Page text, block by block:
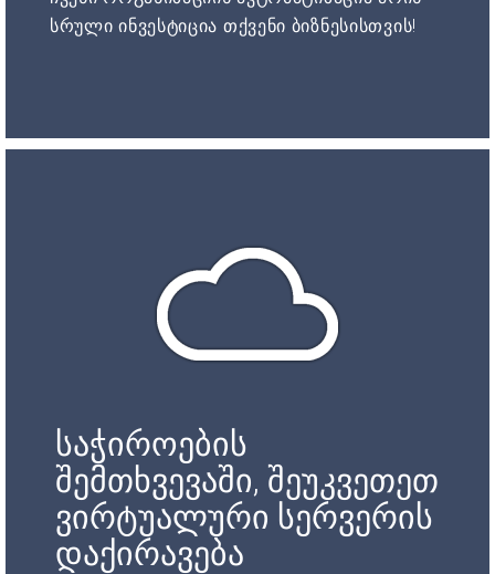
სრული ინვესტიცია თქვენი ბიზნესისთვის!
საჭიროების
შემთხვევაში, შეუკვეთეთ
ვირტუალური სერვერის
დაქირავება